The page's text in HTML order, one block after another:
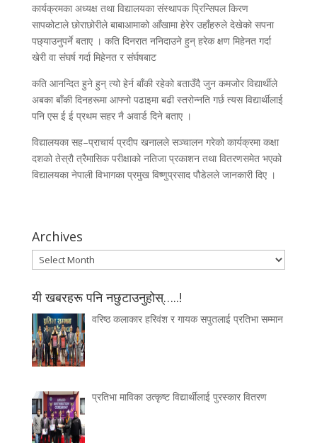
कार्यक्रमका अध्यक्ष तथा विद्यालयका संस्थापक प्रिन्सिपल किरण
सापकोटाले छोराछोरीले बाबाआमाको आँखामा हेरेर उहाँहरुले देखेको सपना
पछ्याउनुपर्ने बताए । कति दिनरात ननिदाउने हुन् हरेक क्षण मिहेनत गर्दा
खेरी वा संघर्ष गर्दा मिहेनत र संर्घषबाट
कति आनन्दित हुने हुन् त्यो हेर्न बाँकी रहेको बताउँदै जुन कमजोर विद्यार्थीले
अबका बाँकी दिनहरूमा आफ्नो पढाइमा बढी स्तरोन्नति गर्छ त्यस विद्यार्थीलाई
पनि एस ई ई प्रथम सहर नै अवार्ड दिने बताए ।
विद्यालयका सह–प्राचार्य प्रदीप खनालले सञ्चालन गरेको कार्यक्रमा कक्षा
दशको तेस्रौ त्रैमासिक परीक्षाको नतिजा प्रकाशन तथा वितरणसमेत भएको
विद्यालयका नेपाली विभागका प्रमुख विष्णुप्रसाद पौडेलले जानकारी दिए ।
Archives
Archives
यी खबरहरू पनि नछुटाउनुहोस्…..!
वरिष्ठ कलाकार हरिवंश र गायक सपुतलाई प्रतिभा सम्मान
प्रतिभा माविका उत्कृष्ट विद्यार्थीलाई पुरस्कार वितरण